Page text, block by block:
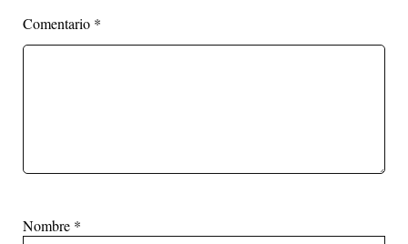
Comentario *
Nombre *